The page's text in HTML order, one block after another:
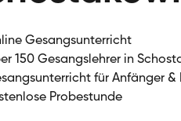
Gesangsunterricht
150 Gesangslehrer in
für Anfänger
Probestunde